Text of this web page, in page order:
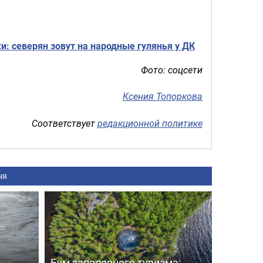
северян зовут на народные гулянья у ДК
Фото: соцсети
Ксения Топоркова
Соответствуетредакционной политике